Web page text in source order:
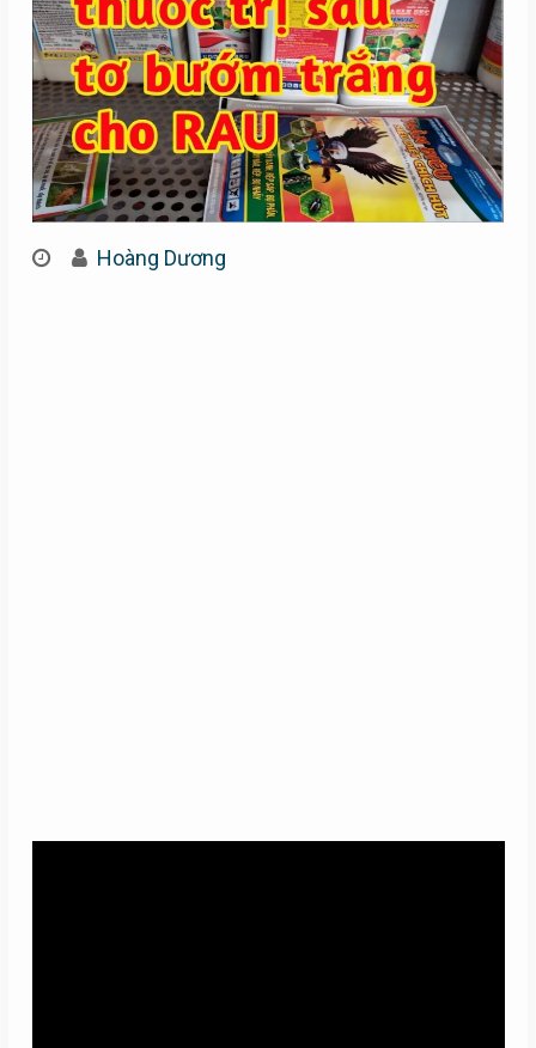
Hoàng Dương